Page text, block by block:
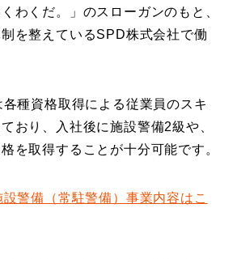
わくだ。」のスローガンのもと、
を整えているSPD株式会社で働
種資格取得による従業員のスキ
おり、入社後に施設警備2級や、
を取得することが十分可能です。
警備（常駐警備）事業内容はこ